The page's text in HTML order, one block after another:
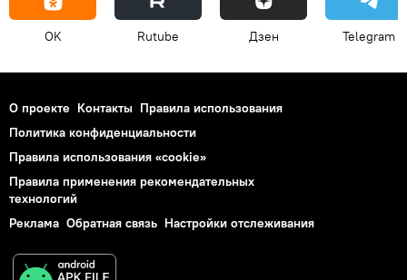
OK Rutube Дзен Telegram
О проекте Контакты Правила использования
Политика конфиденциальности
Правила использования «cookie»
Правила применения рекомендательных
технологий
Реклама Обратная связь Настройки отслеживания